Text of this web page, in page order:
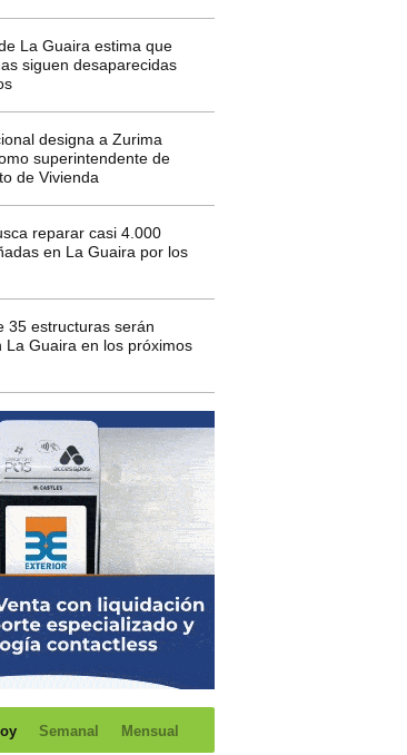
La Guaira estima que
siguen desaparecidas
designa a Zurima
superintendente de
de Vivienda
reparar casi 4.000
en La Guaira por los
35 estructuras serán
La Guaira en los próximos
Semanal Mensual